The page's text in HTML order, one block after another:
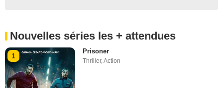
Nouvelles séries les + attendues
1
Prisoner
Thriller,Action